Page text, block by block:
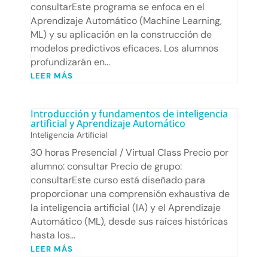
consultarEste programa se enfoca en el
Aprendizaje Automático (Machine Learning,
ML) y su aplicación en la construcción de
modelos predictivos eficaces. Los alumnos
profundizarán en...
LEER MÁS
Introducción y fundamentos de inteligencia
artificial y Aprendizaje Automático
Inteligencia Artificial
30 horas Presencial / Virtual Class Precio por
alumno: consultar Precio de grupo:
consultarEste curso está diseñado para
proporcionar una comprensión exhaustiva de
la inteligencia artificial (IA) y el Aprendizaje
Automático (ML), desde sus raíces históricas
hasta los...
LEER MÁS